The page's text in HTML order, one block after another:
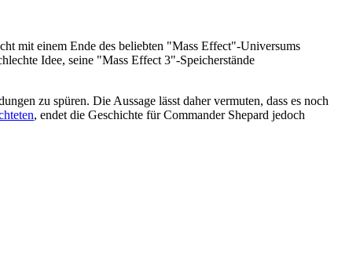
mit einem Ende des beliebten "Mass Effect"-Universums
Idee, seine "Mass Effect 3"-Speicherstände
zu spüren. Die Aussage lässt daher vermuten, dass es noch
, endet die Geschichte für Commander Shepard jedoch